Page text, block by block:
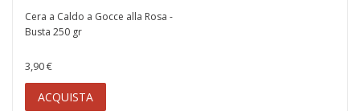
Cera a Caldo a Gocce alla Rosa -
Busta 250 gr
3,90 €
ACQUISTA